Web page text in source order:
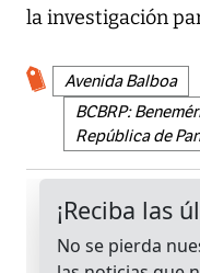
la investigación
Avenida Balboa
BCBRP:
República de